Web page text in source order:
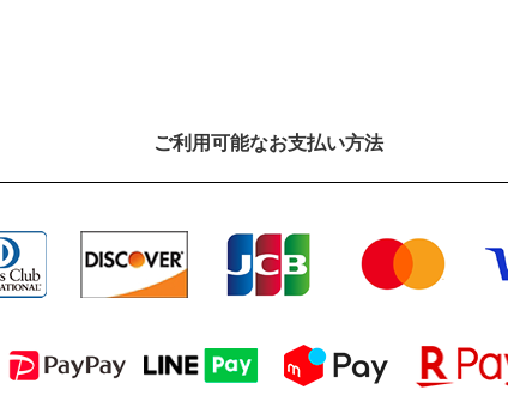
ご利⽤可能なお⽀払い⽅法